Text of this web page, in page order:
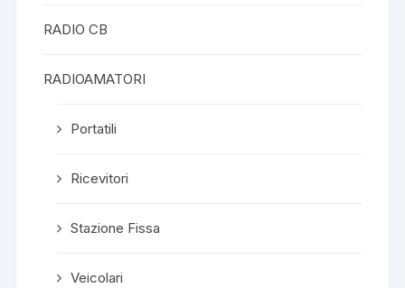
RADIO CB
RADIOAMATORI
Portatili
Ricevitori
Stazione Fissa
Veicolari